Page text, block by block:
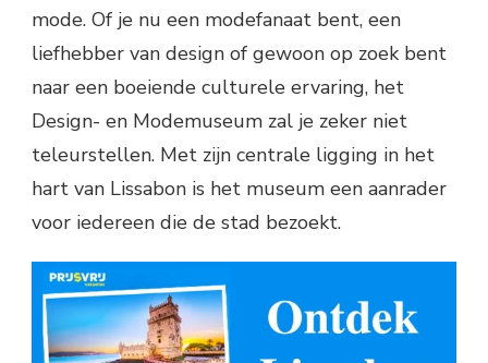
mode. Of je nu een modefanaat bent, een
liefhebber van design of gewoon op zoek bent
naar een boeiende culturele ervaring, het
Design- en Modemuseum zal je zeker niet
teleurstellen. Met zijn centrale ligging in het
hart van Lissabon is het museum een aanrader
voor iedereen die de stad bezoekt.